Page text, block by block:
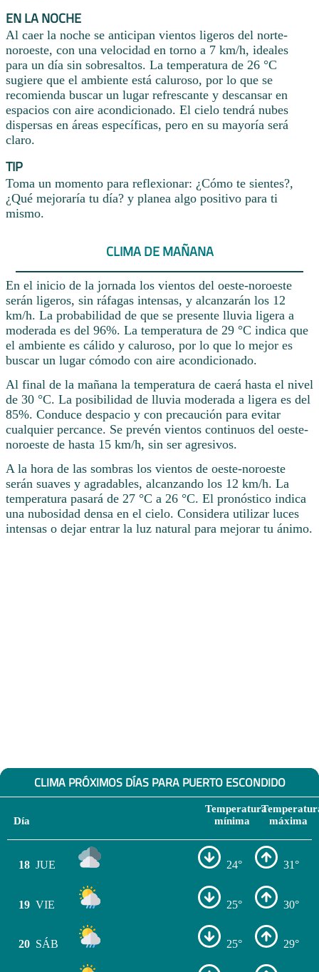
EN LA NOCHE
Al caer la noche se anticipan vientos ligeros del norte-
noroeste, con una velocidad en torno a 7 km/h, ideales
para un día sin sobresaltos. La temperatura de 26 °C
sugiere que el ambiente está caluroso, por lo que se
recomienda buscar un lugar refrescante y descansar en
espacios con aire acondicionado. El cielo tendrá nubes
dispersas en áreas específicas, pero en su mayoría será
claro.
TIP
Toma un momento para reflexionar: ¿Cómo te sientes?,
¿Qué mejoraría tu día? y planea algo positivo para ti
mismo.
CLIMA DE MAÑANA
En el inicio de la jornada los vientos del oeste-noroeste
serán ligeros, sin ráfagas intensas, y alcanzarán los 12
km/h. La probabilidad de que se presente lluvia ligera a
moderada es del 96%. La temperatura de 29 °C indica que
el ambiente es cálido y caluroso, por lo que lo mejor es
buscar un lugar cómodo con aire acondicionado.
Al final de la mañana la temperatura de caerá hasta el nivel
de 30 °C. La posibilidad de lluvia moderada a ligera es del
85%. Conduce despacio y con precaución para evitar
cualquier percance. Se prevén vientos continuos del oeste-
noroeste de hasta 15 km/h, sin ser agresivos.
A la hora de las sombras los vientos de oeste-noroeste
serán suaves y agradables, alcanzando los 12 km/h. La
temperatura pasará de 27 °C a 26 °C. El pronóstico indica
una nubosidad densa en el cielo. Considera utilizar luces
intensas o dejar entrar la luz natural para mejorar tu ánimo.
CLIMA PRÓXIMOS DÍAS PARA PUERTO ESCONDIDO
Día
Temperatura
mínima
máxima
18 JUE 24° 31°
19 VIE 25° 30°
20 SÁB 25° 29°